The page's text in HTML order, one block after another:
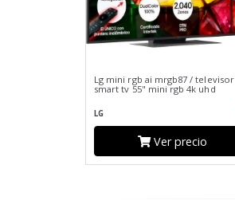
Lg mini rgb ai mrgb87 / televisor
smart tv 55" mini rgb 4k uhd
LG
Ver precio